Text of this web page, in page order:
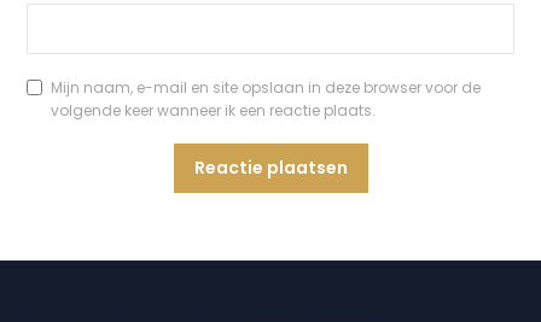
Mijn naam, e-mail en site opslaan in deze browser voor de
volgende keer wanneer ik een reactie plaats.